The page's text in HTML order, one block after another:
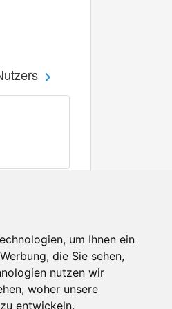
um Ihnen ein
die Sie sehen,
nutzen wir
woher unsere
entwickeln.